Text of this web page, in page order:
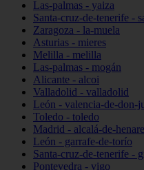
Las-palmas - yaiza
Santa-cruz-de-tenerife -
Zaragoza - la-muela
Asturias - mieres
Melilla - melilla
Las-palmas - mogán
Alicante - alcoi
Valladolid - valladolid
León - valencia-de-don-
Toledo - toledo
Madrid - alcalá-de-
León - garrafe-de-torío
Santa-cruz-de-tenerife -
Pontevedra - vigo